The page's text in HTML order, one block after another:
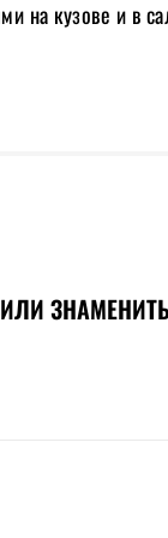
на кузове и в